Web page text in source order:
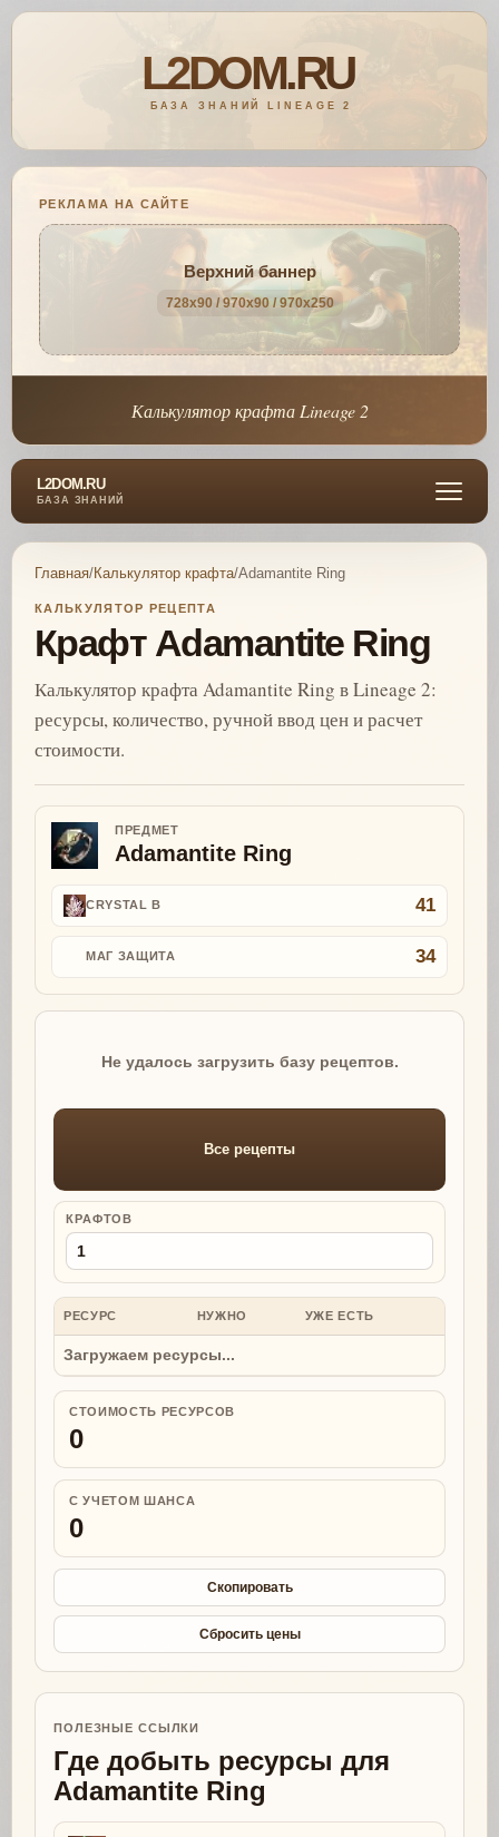
РЕКЛАМА НА САЙТЕ
Верхний баннер
728x90 / 970x90 / 970x250
Калькулятор крафта Lineage 2
L2DOM.RU
БАЗА ЗНАНИЙ
Главная/Калькулятор крафта/Adamantite Ring
КАЛЬКУЛЯТОР РЕЦЕПТА
Крафт Adamantite Ring
Калькулятор крафта Adamantite Ring в Lineage 2:
ресурсы, количество, ручной ввод цен и расчет
стоимости.
ПРЕДМЕТ
Adamantite Ring
CRYSTAL B 41
МАГ ЗАЩИТА 34
Не удалось загрузить базу рецептов.
Все рецепты
КРАФТОВ
РЕСУРС НУЖНО УЖЕ ЕСТЬ
Загружаем ресурсы...
СТОИМОСТЬ РЕСУРСОВ
0
С УЧЕТОМ ШАНСА
0
Скопировать
Сбросить цены
ПОЛЕЗНЫЕ ССЫЛКИ
Где добыть ресурсы для
Adamantite Ring